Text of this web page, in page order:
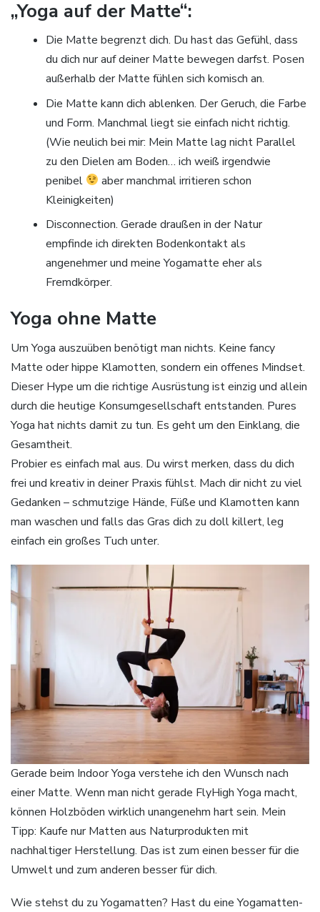
„Yoga auf der Matte“:
Die Matte begrenzt dich. Du hast das Gefühl, dass
du dich nur auf deiner Matte bewegen darfst. Posen
außerhalb der Matte fühlen sich komisch an.
Die Matte kann dich ablenken. Der Geruch, die Farbe
und Form. Manchmal liegt sie einfach nicht richtig.
(Wie neulich bei mir: Mein Matte lag nicht Parallel
zu den Dielen am Boden… ich weiß irgendwie
penibel
aber manchmal irritieren schon
Kleinigkeiten)
Disconnection. Gerade draußen in der Natur
empfinde ich direkten Bodenkontakt als
angenehmer und meine Yogamatte eher als
Fremdkörper.
Yoga ohne Matte
Um Yoga auszuüben benötigt man nichts. Keine fancy
Matte oder hippe Klamotten, sondern ein offenes Mindset.
Dieser Hype um die richtige Ausrüstung ist einzig und allein
durch die heutige Konsumgesellschaft entstanden. Pures
Yoga hat nichts damit zu tun. Es geht um den Einklang, die
Gesamtheit.
Probier es einfach mal aus. Du wirst merken, dass du dich
frei und kreativ in deiner Praxis fühlst. Mach dir nicht zu viel
Gedanken – schmutzige Hände, Füße und Klamotten kann
man waschen und falls das Gras dich zu doll killert, leg
einfach ein großes Tuch unter.
Gerade beim Indoor Yoga verstehe ich den Wunsch nach
einer Matte. Wenn man nicht gerade FlyHigh Yoga macht,
können Holzböden wirklich unangenehm hart sein. Mein
Tipp: Kaufe nur Matten aus Naturprodukten mit
nachhaltiger Herstellung. Das ist zum einen besser für die
Umwelt und zum anderen besser für dich.
Wie stehst du zu Yogamatten? Hast du eine Yogamatten-